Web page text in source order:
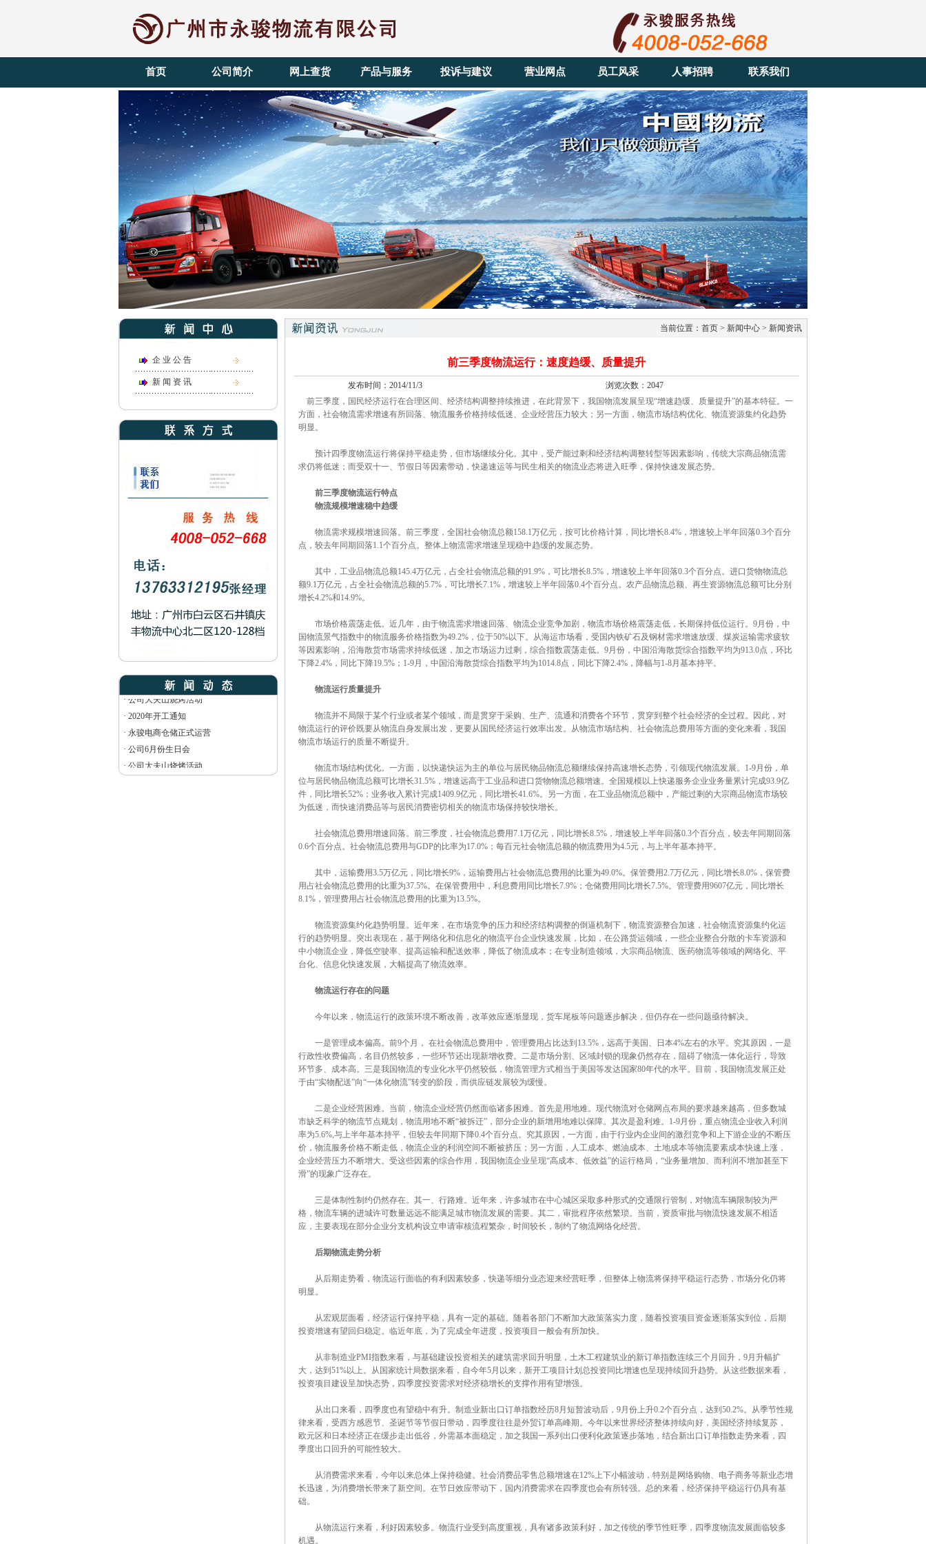
首页 公司简介 网上查货 产品与服务 投诉与建议 营业网点 员工风采 人事招聘 联系我们
企 业 公 告
新 闻 资 讯
·永骏电商仓储正式运营
·公司6月份生日会
·公司大夫山烧烤活动
2020年开工通知
永骏电商仓储正式运营
公司6月份生日会
公司大夫山烧烤活动
当前位置：首页 > 新闻中心 > 新闻资讯
前三季度物流运行：速度趋缓、质量提升
发布时间：2014/11/3
浏览次数：2047
前三季度，国民经济运行在合理区间、经济结构调整持续推进，在此背景下，我国物流发展呈现“增速趋缓、质量提升”的基本特征。一
方面，社会物流需求增速有所回落、物流服务价格持续低迷、企业经营压力较大；另一方面，物流市场结构优化、物流资源集约化趋势
明显。
预计四季度物流运行将保持平稳走势，但市场继续分化。其中，受产能过剩和经济结构调整转型等因素影响，传统大宗商品物流需
求仍将低迷；而受双十一、节假日等因素带动，快递速运等与民生相关的物流业态将进入旺季，保持快速发展态势。
前三季度物流运行特点
物流规模增速稳中趋缓
物流需求规模增速回落。前三季度，全国社会物流总额158.1万亿元，按可比价格计算，同比增长8.4%，增速较上半年回落0.3个百分
点，较去年同期回落1.1个百分点。整体上物流需求增速呈现稳中趋缓的发展态势。
其中，工业品物流总额145.4万亿元，占全社会物流总额的91.9%，可比增长8.5%，增速较上半年回落0.3个百分点。进口货物物流总
额9.1万亿元，占全社会物流总额的5.7%，可比增长7.1%，增速较上半年回落0.4个百分点。农产品物流总额、再生资源物流总额可比分别
增长4.2%和14.9%。
市场价格震荡走低。近几年，由于物流需求增速回落、物流企业竞争加剧，物流市场价格震荡走低，长期保持低位运行。9月份，中
国物流景气指数中的物流服务价格指数为49.2%，位于50%以下。从海运市场看，受国内铁矿石及钢材需求增速放缓、煤炭运输需求疲软
等因素影响，沿海散货市场需求持续低迷，加之市场运力过剩，综合指数震荡走低。9月份，中国沿海散货综合指数平均为913.0点，环比
下降2.4%，同比下降19.5%；1-9月，中国沿海散货综合指数平均为1014.8点，同比下降2.4%，降幅与1-8月基本持平。
物流运行质量提升
物流并不局限于某个行业或者某个领域，而是贯穿于采购、生产、流通和消费各个环节，贯穿到整个社会经济的全过程。因此，对
物流运行的评价既要从物流自身发展出发，更要从国民经济运行效率出发。从物流市场结构、社会物流总费用等方面的变化来看，我国
物流市场运行的质量不断提升。
物流市场结构优化。一方面，以快递快运为主的单位与居民物品物流总额继续保持高速增长态势，引领现代物流发展。1-9月份，单
位与居民物品物流总额可比增长31.5%，增速远高于工业品和进口货物物流总额增速。全国规模以上快递服务企业业务量累计完成93.9亿
件，同比增长52%；业务收入累计完成1409.9亿元，同比增长41.6%。另一方面，在工业品物流总额中，产能过剩的大宗商品物流市场较
为低迷，而快速消费品等与居民消费密切相关的物流市场保持较快增长。
社会物流总费用增速回落。前三季度，社会物流总费用7.1万亿元，同比增长8.5%，增速较上半年回落0.3个百分点，较去年同期回落
0.6个百分点。社会物流总费用与GDP的比率为17.0%；每百元社会物流总额的物流费用为4.5元，与上半年基本持平。
其中，运输费用3.5万亿元，同比增长9%，运输费用占社会物流总费用的比重为49.0%。保管费用2.7万亿元，同比增长8.0%，保管费
用占社会物流总费用的比重为37.5%。在保管费用中，利息费用同比增长7.9%；仓储费用同比增长7.5%。管理费用9607亿元，同比增长
8.1%，管理费用占社会物流总费用的比重为13.5%。
物流资源集约化趋势明显。近年来，在市场竞争的压力和经济结构调整的倒逼机制下，物流资源整合加速，社会物流资源集约化运
行的趋势明显。突出表现在，基于网络化和信息化的物流平台企业快速发展，比如，在公路货运领域，一些企业整合分散的卡车资源和
中小物流企业，降低空驶率、提高运输和配送效率，降低了物流成本；在专业制造领域，大宗商品物流、医药物流等领域的网络化、平
台化、信息化快速发展，大幅提高了物流效率。
物流运行存在的问题
今年以来，物流运行的政策环境不断改善，改革效应逐渐显现，货车尾板等问题逐步解决，但仍存在一些问题亟待解决。
一是管理成本偏高。前9个月， 在社会物流总费用中，管理费用占比达到13.5%，远高于美国、日本4%左右的水平。究其原因，一是
行政性收费偏高，名目仍然较多，一些环节还出现新增收费。二是市场分割、区域封锁的现象仍然存在，阻碍了物流一体化运行，导致
环节多、成本高。三是我国物流的专业化水平仍然较低，物流管理方式相当于美国等发达国家80年代的水平。目前，我国物流发展正处
于由“实物配送”向“一体化物流”转变的阶段，而供应链发展较为缓慢。
二是企业经营困难。当前，物流企业经营仍然面临诸多困难。首先是用地难。现代物流对仓储网点布局的要求越来越高，但多数城
市缺乏科学的物流节点规划，物流用地不断“被拆迁”，部分企业的新增用地难以保障。其次是盈利难。1-9月份，重点物流企业收入利润
率为5.6%,与上半年基本持平，但较去年同期下降0.4个百分点。究其原因，一方面，由于行业内企业间的激烈竞争和上下游企业的不断压
价，物流服务价格不断走低，物流企业的利润空间不断被挤压；另一方面，人工成本、燃油成本、土地成本等物流要素成本快速上涨，
企业经营压力不断增大。受这些因素的综合作用，我国物流企业呈现“高成本、低效益”的运行格局，“业务量增加、而利润不增加甚至下
滑”的现象广泛存在。
三是体制性制约仍然存在。其一、行路难。近年来，许多城市在中心城区采取多种形式的交通限行管制，对物流车辆限制较为严
格，物流车辆的进城许可数量远远不能满足城市物流发展的需要。其二，审批程序依然繁琐。当前，资质审批与物流快速发展不相适
应，主要表现在部分企业分支机构设立申请审核流程繁杂，时间较长，制约了物流网络化经营。
后期物流走势分析
从后期走势看，物流运行面临的有利因素较多，快递等细分业态迎来经营旺季，但整体上物流将保持平稳运行态势，市场分化仍将
明显。
从宏观层面看，经济运行保持平稳，具有一定的基础。随着各部门不断加大政策落实力度，随着投资项目资金逐渐落实到位，后期
投资增速有望回归稳定。临近年底，为了完成全年进度，投资项目一般会有所加快。
从非制造业PMI指数来看，与基础建设投资相关的建筑需求回升明显，土木工程建筑业的新订单指数连续三个月回升，9月升幅扩
大，达到51%以上。从国家统计局数据来看，自今年5月以来，新开工项目计划总投资同比增速也呈现持续回升趋势。从这些数据来看，
投资项目建设呈加快态势，四季度投资需求对经济稳增长的支撑作用有望增强。
从出口来看，四季度也有望稳中有升。制造业新出口订单指数经历8月短暂波动后，9月份上升0.2个百分点，达到50.2%。从季节性规
律来看，受西方感恩节、圣诞节等节假日带动，四季度往往是外贸订单高峰期。今年以来世界经济整体持续向好，美国经济持续复苏，
欧元区和日本经济正在缓步走出低谷，外需基本面稳定，加之我国一系列出口便利化政策逐步落地，结合新出口订单指数走势来看，四
季度出口回升的可能性较大。
从消费需求来看，今年以来总体上保持稳健。社会消费品零售总额增速在12%上下小幅波动，特别是网络购物、电子商务等新业态增
长迅速，为消费增长带来了新空间。在节日效应带动下，国内消费需求在四季度也会有所转强。总的来看，经济保持平稳运行仍具有基
础。
从物流运行来看，利好因素较多。物流行业受到高度重视，具有诸多政策利好，加之传统的季节性旺季，四季度物流发展面临较多
机遇。